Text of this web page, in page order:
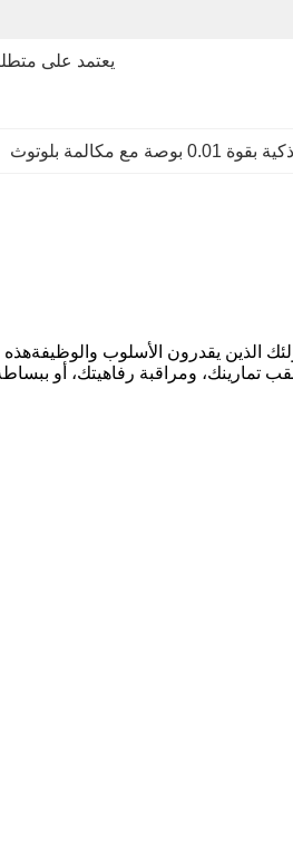
يعتمد على
بوصة مع مكالمة بلوتوث
مصممة لأولئك الذين يقدرون الأسلوب
تمارينك، ومراقبة رفاهيتك، أو